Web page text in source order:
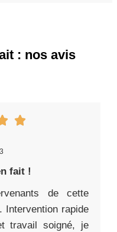
: nos avis
fait !
de cette
Intervention rapide
travail soigné, je